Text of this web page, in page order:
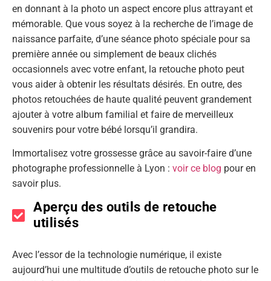
en donnant à la photo un aspect encore plus attrayant et
mémorable. Que vous soyez à la recherche de l’image de
naissance parfaite, d’une séance photo spéciale pour sa
première année ou simplement de beaux clichés
occasionnels avec votre enfant, la retouche photo peut
vous aider à obtenir les résultats désirés. En outre, des
photos retouchées de haute qualité peuvent grandement
ajouter à votre album familial et faire de merveilleux
souvenirs pour votre bébé lorsqu’il grandira.
Immortalisez votre grossesse grâce au savoir-faire d’une
photographe professionnelle à Lyon : voir ce blog pour en
savoir plus.
Aperçu des outils de retouche
utilisés
Avec l’essor de la technologie numérique, il existe
aujourd’hui une multitude d’outils de retouche photo sur le